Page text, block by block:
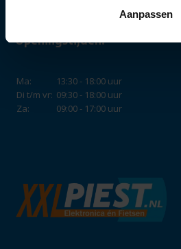
Aanpassen
Openingstijden:
Ma:
13:30 - 18:00 uur
Di t/m vr: 09:30 - 18:00 uur
Za:
09:00 - 17:00 uur